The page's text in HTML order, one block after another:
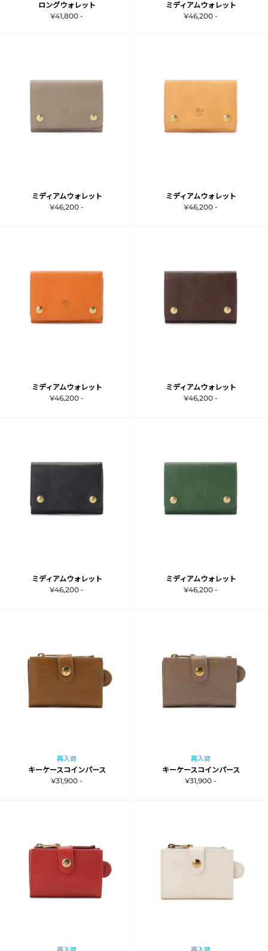
ロングウォレット
¥41,800 -
ミディアムウォレット
¥46,200 -
ミディアムウォレット
¥46,200 -
ミディアムウォレット
¥46,200 -
ミディアムウォレット
¥46,200 -
ミディアムウォレット
¥46,200 -
ミディアムウォレット
¥46,200 -
ミディアムウォレット
¥46,200 -
再入荷
キーケースコインパース
¥31,900 -
再入荷
キーケースコインパース
¥31,900 -